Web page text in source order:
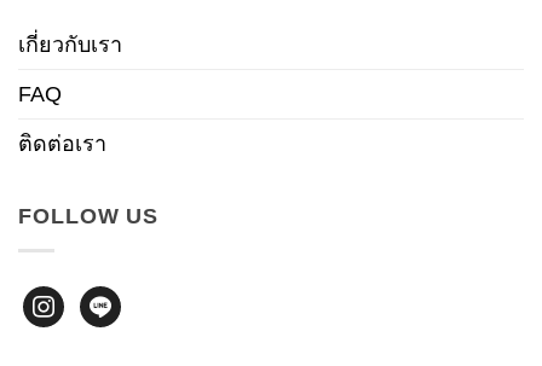
เกี่ยวกับเรา
FAQ
ติดต่อเรา
FOLLOW US
instagram
line